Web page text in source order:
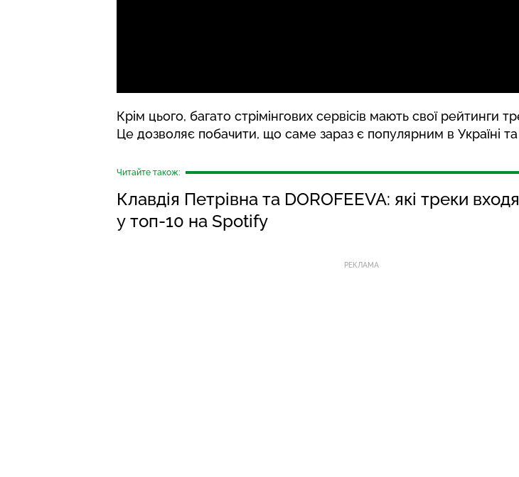
Крім цього, багато стрімінгових сервісів мають свої рейтинги
Це дозволяє побачити, що саме зараз є популярним в Україні
Читайте також:
Клавдія Петрівна та DOROFEEVA: які треки
у топ-10 на Spotify
РЕКЛАМА